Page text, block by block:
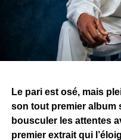
Le pari est osé, mais
son tout premier album
bousculer les attentes
premier extrait qui